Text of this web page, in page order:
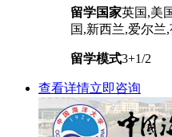
留学国家英国,美
国,新西兰,爱尔兰
留学模式3+1/2
查看详情立即咨询